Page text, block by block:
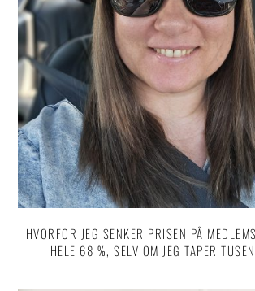
HVORFOR JEG SENKER PRISEN PÅ
HELE 68 %, SELV OM JEG TAPER